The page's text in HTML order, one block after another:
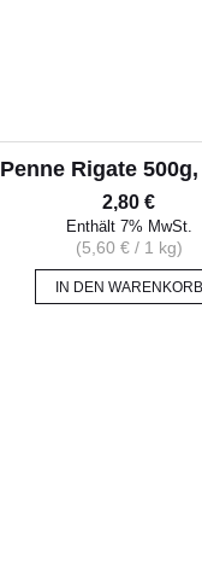
2,80 €
Enthält 7% MwSt.
(5,60 €/ 1 kg)
IN DEN WARENKORB